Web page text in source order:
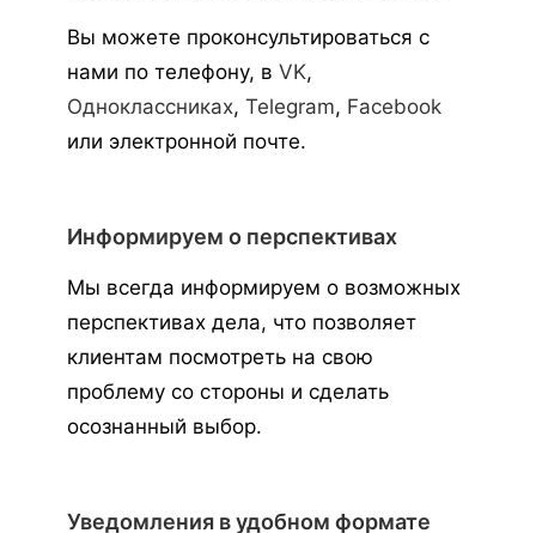
Вы можете проконсультироваться с
нами по телефону, в VK,
Одноклассниках, Telegram, Facebook
или электронной почте.
Информируем о перспективах
Мы всегда информируем о возможных
перспективах дела, что позволяет
клиентам посмотреть на свою
проблему со стороны и сделать
осознанный выбор.
Уведомления в удобном формате